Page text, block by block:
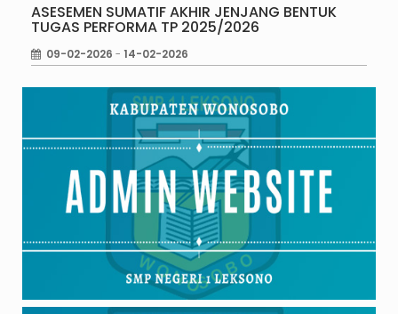
ASESEMEN SUMATIF AKHIR JENJANG BENTUK
TUGAS PERFORMA TP 2025/2026
09-02-2026 - 14-02-2026